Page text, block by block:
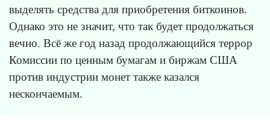
выделять средства для приобретения биткоинов.
Однако это не значит, что так будет продолжаться
вечно. Всё же год назад продолжающийся террор
Комиссии по ценным бумагам и биржам США
против индустрии монет также казался
нескончаемым.